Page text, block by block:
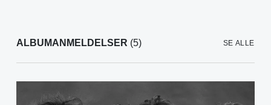
ALBUMANMELDELSER (5) SE ALLE